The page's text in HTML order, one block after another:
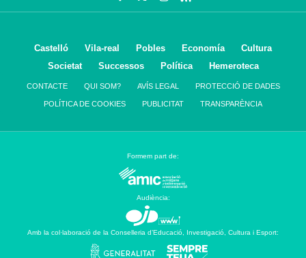
Castelló Vila-real Pobles Economía
Cultura
Societat
Successos Política Hemeroteca
CONTACTE QUI SOM? AVÍS LEGAL PROTECCIÓ DE DADES
POLÍTICA DE COOKIES PUBLICITAT TRANSPARÈNCIA
Formem part de:
Audiència:
Amb la col·laboració de la Conselleria d’Educació, Investigació, Cultura i Esport: